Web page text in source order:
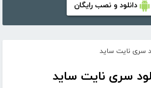
دانلود و نصب رایگان
سری نایت ساید
سری نایت ساید